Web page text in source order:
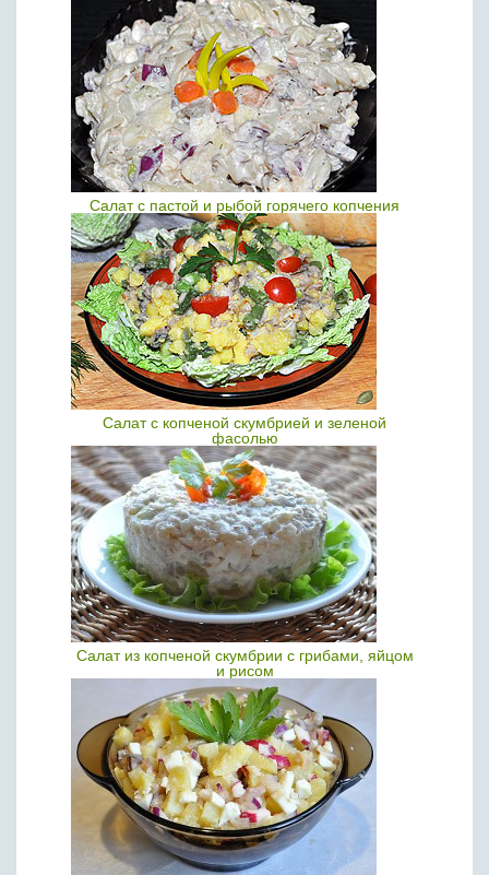
Салат с пастой и рыбой горячего копчения
Салат с копченой скумбрией и зеленой
фасолью
Салат из копченой скумбрии с грибами, яйцом
и рисом